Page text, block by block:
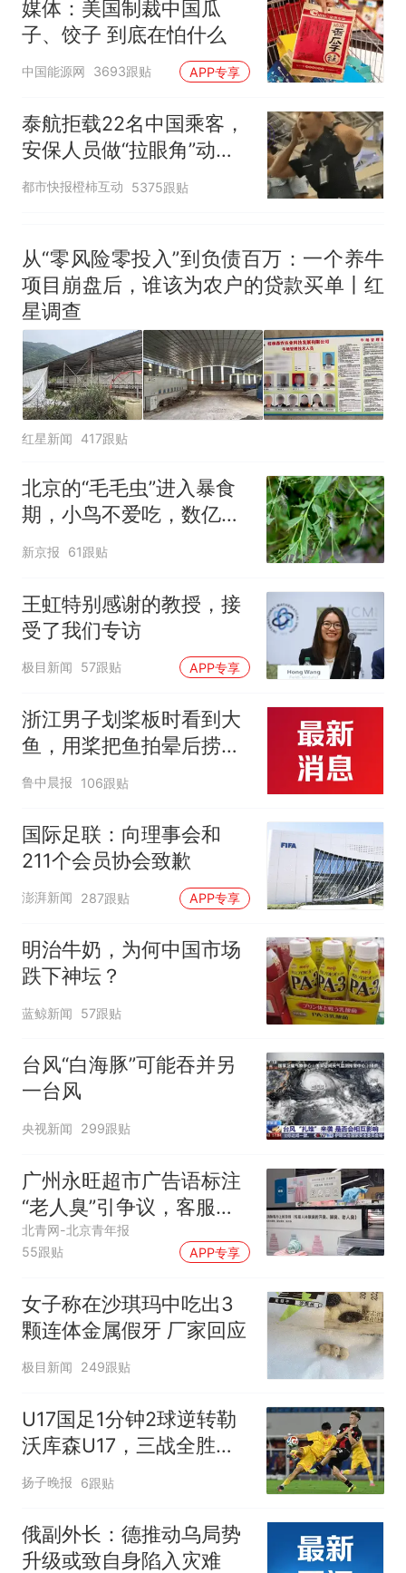
媒体：美国制裁中国瓜
子、饺子 到底在怕什么
中国能源网 3693跟贴 APP专享
泰航拒载22名中国乘客，
安保人员做“拉眼角”动
作，泰国机场最新回应：
拒绝登机决定由航司作
改签但没兑现
都市快报橙柿互动 5375跟贴
从“零风险零投入”到负债百万：一个养牛
项目崩盘后，谁该为农户的贷款买单丨红
星调查
红星新闻 417跟贴
北京的“毛毛虫”进入暴食
期，小鸟不爱吃，数亿头
小蜂迎战
新京报 61跟贴
王虹特别感谢的教授，接
受了我们专访
极目新闻 57跟贴 APP专享
浙江男子划桨板时看到大
鱼，用桨把鱼拍晕后捞
起；当事人：鱼重7斤6
两，做成红烧辣子鱼块，
味道很好
鲁中晨报 106跟贴
国际足联：向理事会和
211个会员协会致歉
澎湃新闻 287跟贴 APP专享
明治牛奶，为何中国市场
跌下神坛？
蓝鲸新闻 57跟贴
台风“白海豚”可能吞并另
一台风
央视新闻 299跟贴
广州永旺超市广告语标注
“老人臭”引争议，客服回
应
北青网-北京青年报
55跟贴
APP专享
女子称在沙琪玛中吃出3
颗连体金属假牙 厂家回应
极目新闻 249跟贴
U17国足1分钟2球逆转勒
沃库森U17，三战全胜！
赵松源替补登场传射建功
扬子晚报 6跟贴
俄副外长：德推动乌局势
升级或致自身陷入灾难